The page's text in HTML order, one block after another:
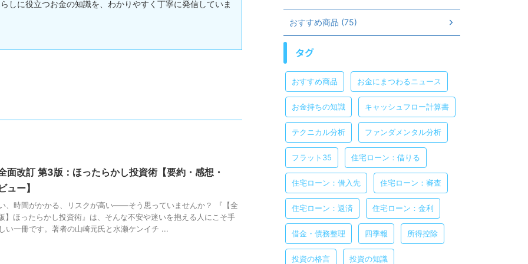
しに役立つお金の知識を、わかりやすく丁寧に発信していま
面改訂 第3版：ほったらかし投資術【要約・感想・
ュー】
、時間がかかる、リスクが高い——そう思っていませんか？ 『【全
】ほったらかし投資術』は、そんな不安や迷いを抱える人にこそ手
い一冊です。著者の山崎元氏と水瀬ケンイチ ...
おすすめ商品 (75)
タグ
おすすめ商品 お金にまつわるニュース
お金持ちの知識 キャッシュフロー計算書
テクニカル分析 ファンダメンタル分析
フラット35 住宅ローン：借りる
住宅ローン：借入先 住宅ローン：審査
住宅ローン：返済 住宅ローン：金利
借金・債務整理 四季報 所得控除
投資の格言 投資の知識